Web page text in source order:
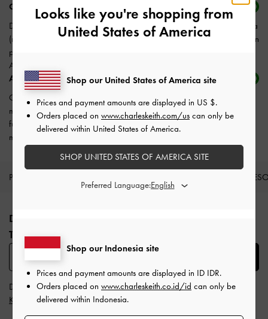
Cookie preferensi pelanggan (opsional)
Digunakan untuk mengingat preferensi belanja atau penjelajahan Anda
(misalnya bahasa atau lokasi Anda), sehingga kami dapat menciptakan
pengalaman belanja yang menyenangkan dan disesuaikan untuk
Anda.
Analisis situs dan penargetan cookie (opsional)
Cookie analitik situs digunakan untuk memantau, mengukur, dan
menganalisa kinerja situs web kami untuk meningkatkan
fungsionalitasnya dan pengalaman belanja Anda. Penargetan cookie
menyediakan Anda dengan iklan yang dibuat khusus.
PRODUK BARU
DAFTAR UNTUK MENDAPATKAN INFO FASHION
TERBARU​
Dengan berlangganan, Anda menyetujuiSyarat & Ketentuandan
Kebijakan Privasi CHARLES & KEITH
Looks like you're shopping from
United States of America
Shop our Indonesia site
Prices and payment amounts are displayed in ID IDR.
Orders placed on www.charleskeith.co.id/id can only be
delivered within Indonesia.
Shop our United States of America site
Prices and payment amounts are displayed in US $.
Orders placed on www.charleskeith.com/us can only be
delivered within United States of America.
SHOP UNITED STATES OF AMERICA SITE
Preferred Language: